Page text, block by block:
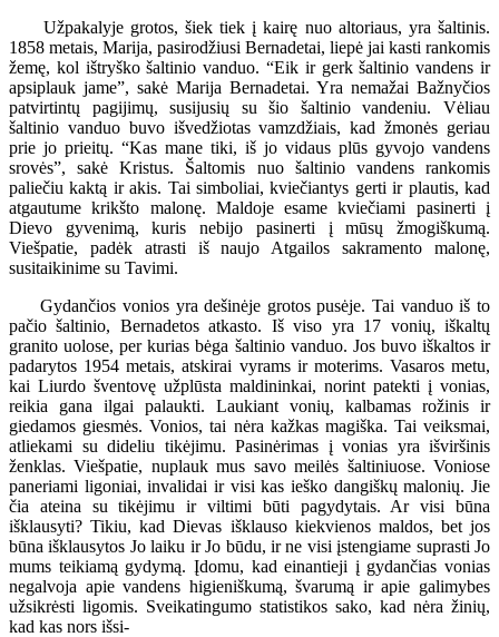
Užpakalyje grotos, šiek tiek į kairę nuo altoriaus, yra šaltinis.
1858 metais, Marija, pasirodžiusi Bernadetai, liepė jai kasti rankomis
žemę, kol ištryško šaltinio vanduo. “Eik ir gerk šaltinio vandens ir
apsiplauk jame”, sakė Marija Bernadetai. Yra nemažai Bažnyčios
patvirtintų pagijimų, susijusių su šio šaltinio vandeniu. Vėliau
šaltinio vanduo buvo išvedžiotas vamzdžiais, kad žmonės geriau
prie jo prieitų. “Kas mane tiki, iš jo vidaus plūs gyvojo vandens
srovės”, sakė Kristus. Šaltomis nuo šaltinio vandens rankomis
paliečiu kaktą ir akis. Tai simboliai, kviečiantys gerti ir plautis, kad
atgautume krikšto malonę. Maldoje esame kviečiami pasinerti į
Dievo gyvenimą, kuris nebijo pasinerti į mūsų žmogiškumą.
Viešpatie, padėk atrasti iš naujo Atgailos sakramento malonę,
susitaikinime su Tavimi.
Gydančios vonios yra dešinėje grotos pusėje. Tai vanduo iš to
pačio šaltinio, Bernadetos atkasto. Iš viso yra 17 vonių, iškaltų
granito uolose, per kurias bėga šaltinio vanduo. Jos buvo iškaltos ir
padarytos 1954 metais, atskirai vyrams ir moterims. Vasaros metu,
kai Liurdo šventovę užplūsta maldininkai, norint patekti į vonias,
reikia gana ilgai palaukti. Laukiant vonių, kalbamas rožinis ir
giedamos giesmės. Vonios, tai nėra kažkas magiška. Tai veiksmai,
atliekami su dideliu tikėjimu. Pasinėrimas į vonias yra išviršinis
ženklas. Viešpatie, nuplauk mus savo meilės šaltiniuose. Voniose
paneriami ligoniai, invalidai ir visi kas ieško dangiškų malonių. Jie
čia ateina su tikėjimu ir viltimi būti pagydytais. Ar visi būna
išklausyti? Tikiu, kad Dievas išklauso kiekvienos maldos, bet jos
būna išklausytos Jo laiku ir Jo būdu, ir ne visi įstengiame suprasti Jo
mums teikiamą gydymą. Įdomu, kad einantieji į gydančias vonias
negalvoja apie vandens higieniškumą, švarumą ir apie galimybes
užsikrėsti ligomis. Sveikatingumo statistikos sako, kad nėra žinių,
kad kas nors išsi-